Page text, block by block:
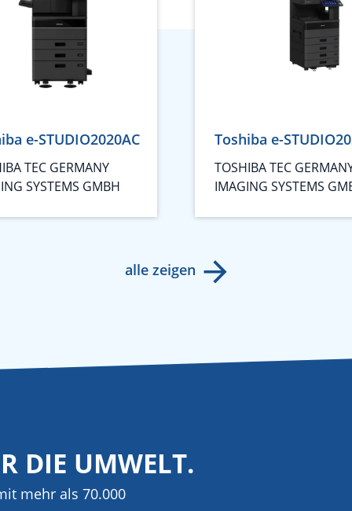
e-STUDIO2020AC
TEC GERMANY
SYSTEMS GMBH
Toshiba e-
TOSHIBA TEC
IMAGING SYSTEMS
alle zeigen
DIE UMWELT.
mehr als 70.000